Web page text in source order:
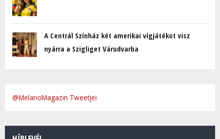
A Centrál Színház két amerikai vígjátékot visz
nyárra a Szigliget Várudvarba
@MelanoMagazin Tweetjei